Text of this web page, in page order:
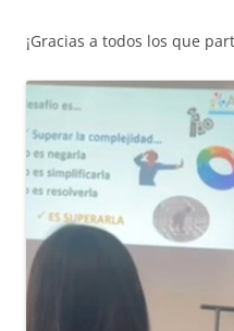
¡Gracias a todos los que